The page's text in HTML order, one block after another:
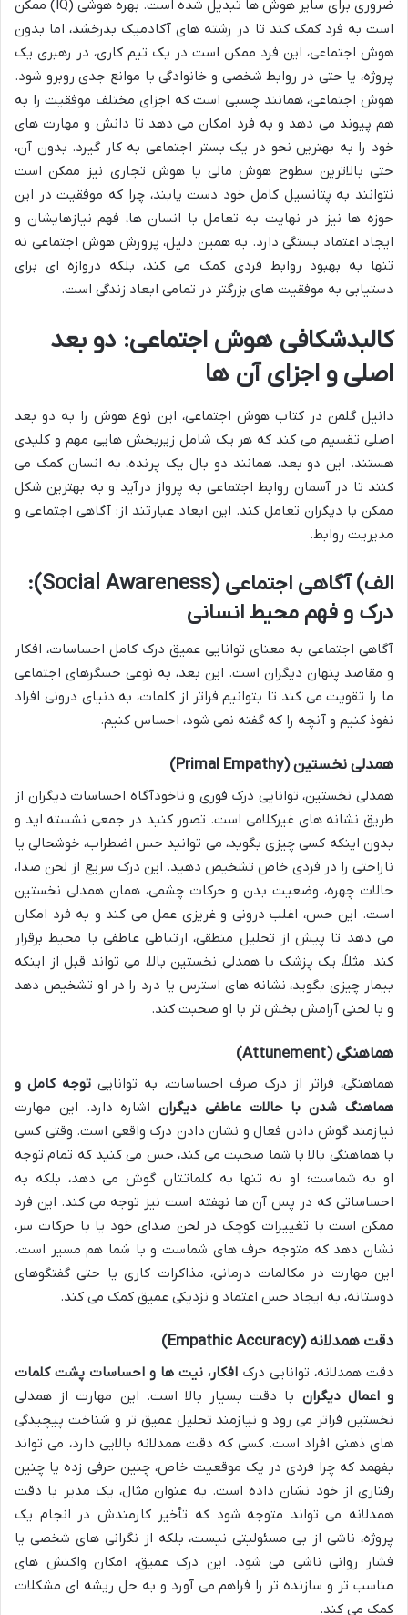
ضروری برای سایر هوش ها تبدیل شده است. بهره هوشی (IQ) ممکن
است به فرد کمک کند تا در رشته های آکادمیک بدرخشد، اما بدون
هوش اجتماعی، این فرد ممکن است در یک تیم کاری، در رهبری یک
پروژه، یا حتی در روابط شخصی و خانوادگی با موانع جدی روبرو شود.
هوش اجتماعی، همانند چسبی است که اجزای مختلف موفقیت را به
هم پیوند می دهد و به فرد امکان می دهد تا دانش و مهارت های
خود را به بهترین نحو در یک بستر اجتماعی به کار گیرد. بدون آن،
حتی بالاترین سطوح هوش مالی یا هوش تجاری نیز ممکن است
نتوانند به پتانسیل کامل خود دست یابند، چرا که موفقیت در این
حوزه ها نیز در نهایت به تعامل با انسان ها، فهم نیازهایشان و
ایجاد اعتماد بستگی دارد. به همین دلیل، پرورش هوش اجتماعی نه
تنها به بهبود روابط فردی کمک می کند، بلکه دروازه ای برای
دستیابی به موفقیت های بزرگتر در تمامی ابعاد زندگی است.
کالبدشکافی هوش اجتماعی: دو بعد
اصلی و اجزای آن ها
دانیل گلمن در کتاب هوش اجتماعی، این نوع هوش را به دو بعد
اصلی تقسیم می کند که هر یک شامل زیربخش هایی مهم و کلیدی
هستند. این دو بعد، همانند دو بال یک پرنده، به انسان کمک می
کنند تا در آسمان روابط اجتماعی به پرواز درآید و به بهترین شکل
ممکن با دیگران تعامل کند. این ابعاد عبارتند از: آگاهی اجتماعی و
مدیریت روابط.
الف) آگاهی اجتماعی (Social Awareness):
درک و فهم محیط انسانی
آگاهی اجتماعی به معنای توانایی عمیق درک کامل احساسات، افکار
و مقاصد پنهان دیگران است. این بعد، به نوعی حسگرهای اجتماعی
ما را تقویت می کند تا بتوانیم فراتر از کلمات، به دنیای درونی افراد
نفوذ کنیم و آنچه را که گفته نمی شود، احساس کنیم.
همدلی نخستین (Primal Empathy)
همدلی نخستین، توانایی درک فوری و ناخودآگاه احساسات دیگران از
طریق نشانه های غیرکلامی است. تصور کنید در جمعی نشسته اید و
بدون اینکه کسی چیزی بگوید، می توانید حس اضطراب، خوشحالی یا
ناراحتی را در فردی خاص تشخیص دهید. این درک سریع از لحن صدا،
حالات چهره، وضعیت بدن و حرکات چشمی، همان همدلی نخستین
است. این حس، اغلب درونی و غریزی عمل می کند و به فرد امکان
می دهد تا پیش از تحلیل منطقی، ارتباطی عاطفی با محیط برقرار
کند. مثلاً، یک پزشک با همدلی نخستین بالا، می تواند قبل از اینکه
بیمار چیزی بگوید، نشانه های استرس یا درد را در او تشخیص دهد
و با لحنی آرامش بخش تر با او صحبت کند.
هماهنگی (Attunement)
هماهنگی، فراتر از درک صرف احساسات، به توانایی توجه کامل و
هماهنگ شدن با حالات عاطفی دیگراناشاره دارد. این مهارت
نیازمند گوش دادن فعال و نشان دادن درک واقعی است. وقتی کسی
با هماهنگی بالا با شما صحبت می کند، حس می کنید که تمام توجه
او به شماست؛ او نه تنها به کلماتتان گوش می دهد، بلکه به
احساساتی که در پس آن ها نهفته است نیز توجه می کند. این فرد
ممکن است با تغییرات کوچک در لحن صدای خود یا با حرکات سر،
نشان دهد که متوجه حرف های شماست و با شما هم مسیر است.
این مهارت در مکالمات درمانی، مذاکرات کاری یا حتی گفتگوهای
دوستانه، به ایجاد حس اعتماد و نزدیکی عمیق کمک می کند.
دقت همدلانه (Empathic Accuracy)
دقت همدلانه، توانایی درک افکار، نیت ها و احساسات پشت کلمات
و اعمال دیگران با دقت بسیار بالا است. این مهارت از همدلی
نخستین فراتر می رود و نیازمند تحلیل عمیق تر و شناخت پیچیدگی
های ذهنی افراد است. کسی که دقت همدلانه بالایی دارد، می تواند
بفهمد که چرا فردی در یک موقعیت خاص، چنین حرفی زده یا چنین
رفتاری از خود نشان داده است. به عنوان مثال، یک مدیر با دقت
همدلانه می تواند متوجه شود که تأخیر کارمندش در انجام یک
پروژه، ناشی از بی مسئولیتی نیست، بلکه از نگرانی های شخصی یا
فشار روانی ناشی می شود. این درک عمیق، امکان واکنش های
مناسب تر و سازنده تر را فراهم می آورد و به حل ریشه ای مشکلات
کمک می کند.